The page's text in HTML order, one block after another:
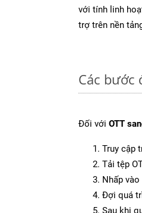
với tính linh
trợ trên nền
Các bước
Đối với OTT
Truy cập
Tải tệp
Nhấp vào
Đợi quá
Sau khi